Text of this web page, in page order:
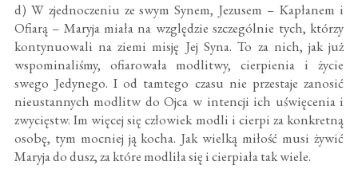
d) W zjednoczeniu ze swym Synem, Jezusem – Kapłanem i
Ofiarą – Maryja miała na względzie szczególnie tych, którzy
kontynuowali na ziemi misję Jej Syna. To za nich, jak już
wspominaliśmy, ofiarowała modlitwy, cierpienia i życie
swego Jedynego. I od tamtego czasu nie przestaje zanosić
nieustannych modlitw do Ojca w intencji ich uświęcenia i
zwycięstw. Im więcej się człowiek modli i cierpi za konkretną
osobę, tym mocniej ją kocha. Jak wielką miłość musi żywić
Maryja do dusz, za które modliła się i cierpiała tak wiele.